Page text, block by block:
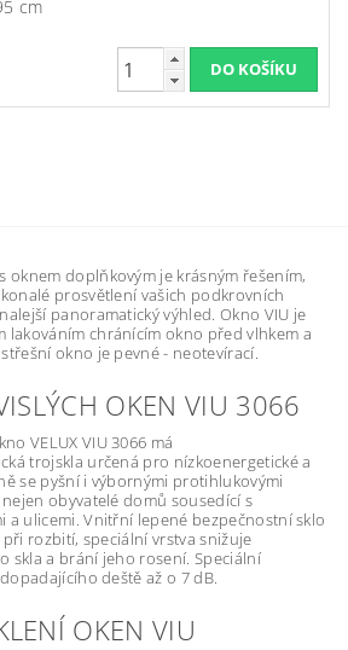
cm
oknem doplňkovým je krásným řešením,
prosvětlení vašich podkrovních
panoramatický výhled. Okno VIU je
lakováním chránícím okno před vlhkem a
okno je pevné - neotevírací.
OKEN VIU 3066
VELUX VIU 3066 má
trojskla určená pro nízkoenergetické a
se pyšní i výbornými protihlukovými
obyvatelé domů sousedící s
a ulicemi. Vnitřní lepené bezpečnostní sklo
rozbití, speciální vrstva snižuje
skla a brání jeho rosení. Speciální
deště až o 7 dB.
OKEN VIU